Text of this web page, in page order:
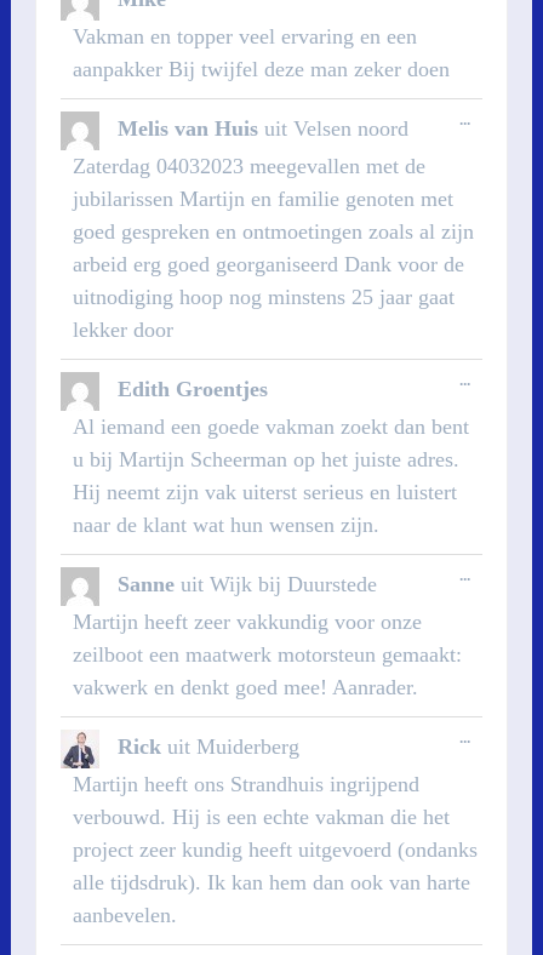
Vakman en topper veel ervaring en een
aanpakker Bij twijfel deze man zeker doen
Melis van Huis uit Velsen noord
Zaterdag 04032023 meegevallen met de
jubilarissen Martijn en familie genoten met
goed gespreken en ontmoetingen zoals al zijn
arbeid erg goed georganiseerd Dank voor de
uitnodiging hoop nog minstens 25 jaar gaat
lekker door
...
Edith Groentjes
Al iemand een goede vakman zoekt dan bent
u bij Martijn Scheerman op het juiste adres.
Hij neemt zijn vak uiterst serieus en luistert
naar de klant wat hun wensen zijn.
...
Sanne uit Wijk bij Duurstede
Martijn heeft zeer vakkundig voor onze
zeilboot een maatwerk motorsteun gemaakt:
vakwerk en denkt goed mee! Aanrader.
...
Rick uit Muiderberg
Martijn heeft ons Strandhuis ingrijpend
verbouwd. Hij is een echte vakman die het
project zeer kundig heeft uitgevoerd (ondanks
alle tijdsdruk). Ik kan hem dan ook van harte
aanbevelen.
...